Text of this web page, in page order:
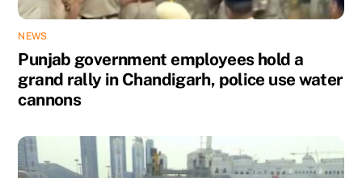
NEWS
Punjab government employees hold a
grand rally in Chandigarh, police use water
cannons